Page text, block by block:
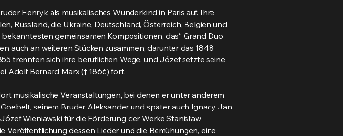
Henryk als musikalisches Wunderkind in Paris auf. Ihre
Russland, die Ukraine, Deutschland, Österreich, Belgien und
gemeinsamen Kompositionen, das“ Grand Duo
auch an weiteren Stücken zusammen, darunter das 1848
trennten sich ihre beruflichen Wege, und Józef setzte seine
Adolf Bernard Marx († 1866) fort.
musikalische Veranstaltungen, bei denen er unter anderem
seinem Bruder Aleksander und später auch Ignacy Jan
Wieniawski für die Förderung der Werke Stanisław
Veröffentlichung dessen Lieder und die Bemühungen, eine